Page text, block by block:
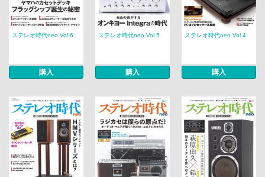
ステレオ時代neo Vol.6
購入
ステレオ時代neo Vol.5
購入
ステレオ時代neo Vol.4
購入